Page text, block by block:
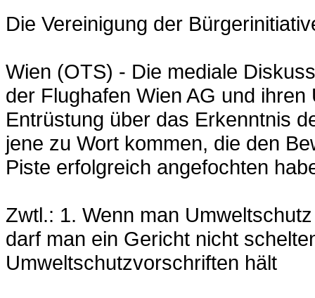
Die Vereinigung der
Wien (OTS) - Die mediale
der Flughafen Wien AG und
Entrüstung über das Erkenntnis
jene zu Wort kommen, die den
Piste erfolgreich angefochten
Zwtl.: 1. Wenn man
darf man ein Gericht nicht
Umweltschutzvorschriften hält